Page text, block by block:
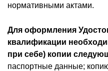
нормативными актами.
Для оформления
квалификации
при себе) копии
паспортные данные;